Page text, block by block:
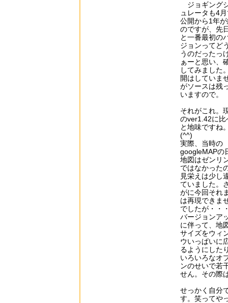
ジョギング
ュレータも4
公開から1年
のですが、先
と一番最初の
ジョンってど
うのだったっ
ぁーと思い、
してみました
開はしていま
がソースは残
いますので。
それがこれ。
のver1.42に比
と地味ですね
(^^)
実際、当時の
googleMAPの
地図はゼンリ
ではなかった
見栄えは少し
ていました。
がに今回それ
は再現できま
でしたが・・
バージョンア
に伴って、地
サイズをウィ
ウいっぱいに
るようにした
いろいろなオ
ンのせいで若
せん。その際
せっかく自分
す。笑ってや